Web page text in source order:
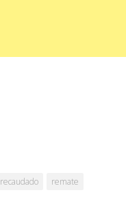
recaudado remate